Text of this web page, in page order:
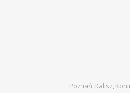
Poznań, Kalisz,